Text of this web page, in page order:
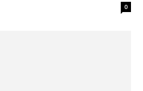
0